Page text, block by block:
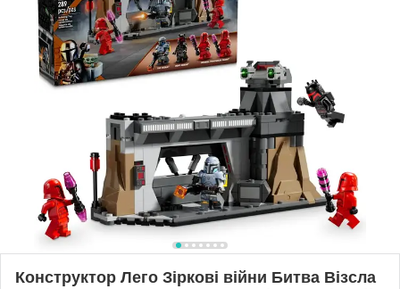
Конструктор Лего Зіркові війни Битва Візсла